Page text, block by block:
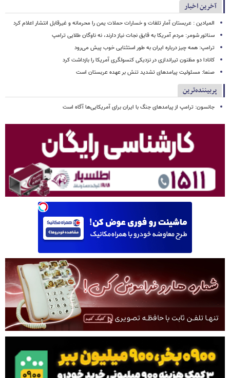
آخرین اخبار
المیادین : عربستان آمار تلفات و خسارات حملات یمن را محرمانه و غیرقابل انتشار اعلام کرد
سناتور شومر: مردم آمریکا به قایق نجات نیاز دارند، نه ناوگان طلایی ترامپ
ترامپ: همه چیز درباره ایران به طور استثنایی خوب پیش می‌رود
کانادا دو مظنون تیراندازی در نزدیکی کنسولگری آمریکا را بازداشت کرد
صنعا: مسئولیت پیامدهای تشدید تنش بر عهده عربستان است
پربیننده‌ترین
جانسون: ترامپ از پیامدهای جنگ با ایران برای آمریکایی‌ها آگاه است